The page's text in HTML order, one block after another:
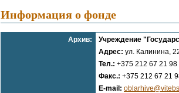
Информация о фонде
Архив:
Учреждение
Адрес: ул. Калинина,
Тел.: +375 212 67 21 98
Факс.: +375 212 67 21
E-mail: